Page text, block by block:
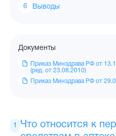
Выводы
Документы
Приказ Минздрава РФ от
(ред. от 23.08.2010)
Приказ Минздрава РФ от
Что относится к